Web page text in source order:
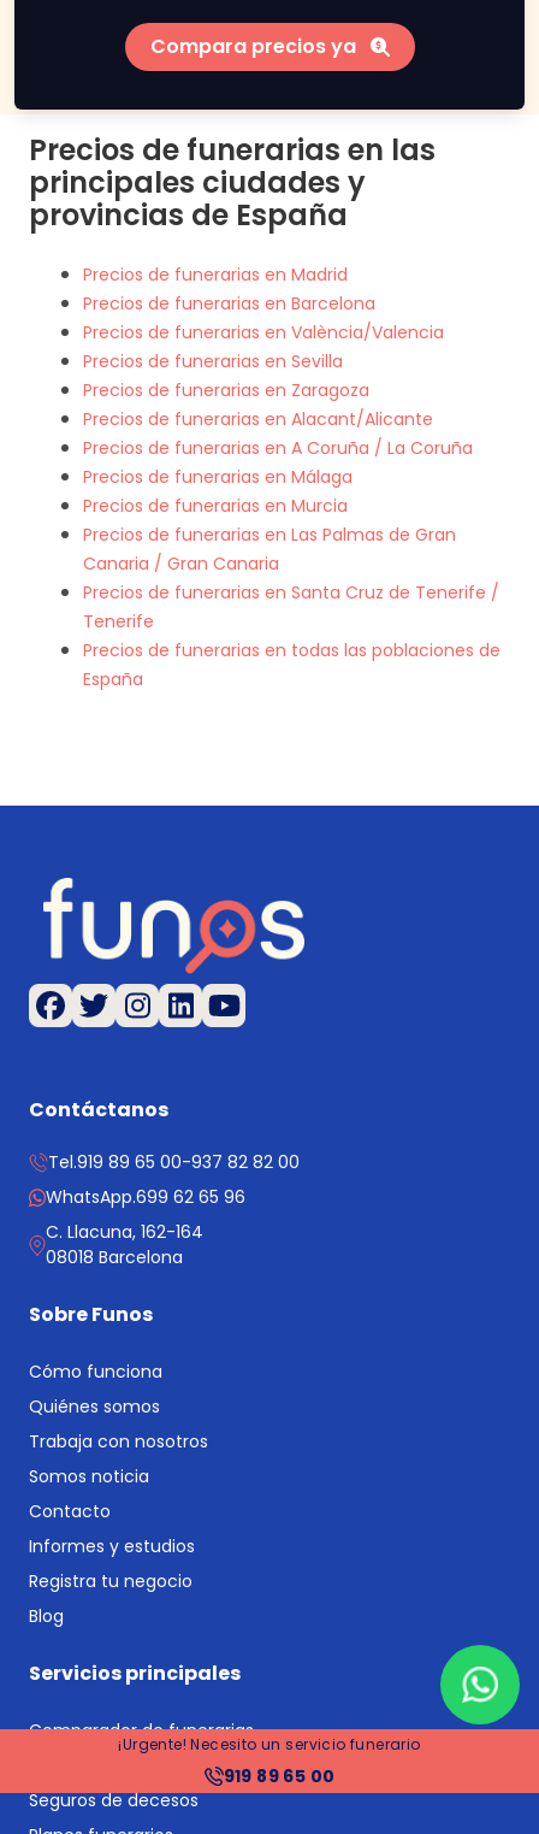
¡Urgente! Necesito un servicio funerario
919 89 65 00
Compara precios ya
Precios de funerarias en las
principales ciudades y
provincias de España
Precios de funerarias en Madrid
Precios de funerarias en Barcelona
Precios de funerarias en València/Valencia
Precios de funerarias en Sevilla
Precios de funerarias en Zaragoza
Precios de funerarias en Alacant/Alicante
Precios de funerarias en A Coruña / La Coruña
Precios de funerarias en Málaga
Precios de funerarias en Murcia
Precios de funerarias en Las Palmas de Gran
Canaria / Gran Canaria
Precios de funerarias en Santa Cruz de Tenerife /
Tenerife
Precios de funerarias en todas las poblaciones de
España
Contáctanos
Tel.919 89 65 00-937 82 82 00
WhatsApp.699 62 65 96
C. Llacuna, 162-164
08018 Barcelona
Sobre Funos
Cómo funciona
Quiénes somos
Trabaja con nosotros
Somos noticia
Contacto
Informes y estudios
Registra tu negocio
Blog
Servicios principales
Comparador de funerarias
Comparador de planes funerarios y seguros de decesos
Seguros de decesos